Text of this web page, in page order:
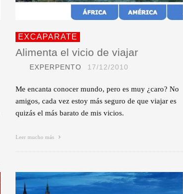
EXCAPARATE
Alimenta el vicio de viajar
EXPERPENTO 17/12/2010
Me encanta conocer mundo, pero es muy ¿caro? No
amigos, cada vez estoy más seguro de que viajar es
quizás el más barato de mis vicios.
Leer mucho más